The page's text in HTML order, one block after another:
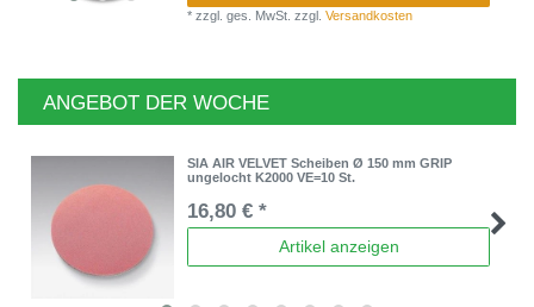
*zzgl. ges. MwSt. zzgl.Versandkosten
ANGEBOT DER WOCHE
SIA AIR VELVET Scheiben Ø 150 mm GRIP
ungelocht K2000 VE=10 St.
16,80 € *
Artikel anzeigen